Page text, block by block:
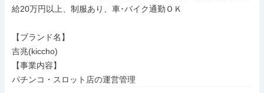
給20万円以上、制服あり、車･バイク通勤ＯＫ
【ブランド名】
吉兆(kiccho)
【事業内容】
パチンコ・スロット店の運営管理